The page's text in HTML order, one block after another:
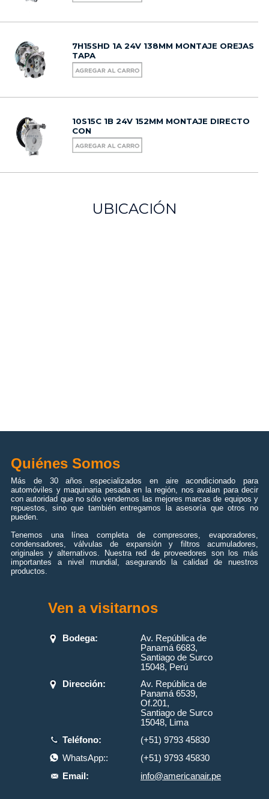
7H15SHD 1A 24V 138MM MONTAJE OREJAS
TAPA
10S15C 1B 24V 152MM MONTAJE DIRECTO
CON
UBICACIÓN
Quiénes Somos
Más de 30 años especializados en aire acondicionado para
automóviles y maquinaria pesada en la región, nos avalan para decir
con autoridad que no sólo vendemos las mejores marcas de equipos y
repuestos, sino que también entregamos la asesoría que otros no
pueden.
Tenemos una línea completa de compresores, evaporadores,
condensadores, válvulas de expansión y filtros acumuladores,
originales y alternativos. Nuestra red de proveedores son los más
importantes a nivel mundial, asegurando la calidad de nuestros
productos.
Ven a visitarnos
Bodega:
Av. República de
Panamá 6683,
Santiago de Surco
15048, Perú
Dirección:
Av. República de
Panamá 6539,
Of.201,
Santiago de Surco
15048, Lima
Teléfono:
(+51) 9793 45830
WhatsApp::
(+51) 9793 45830
Email:
info@americanair.pe